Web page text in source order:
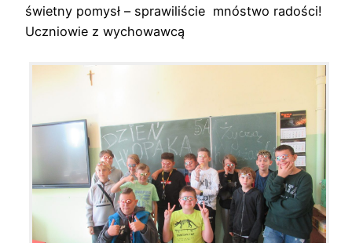
świetny pomysł – sprawiliście mnóstwo radości!
Uczniowie z wychowawcą